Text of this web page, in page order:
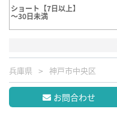
ショート【7日以上】
～30日未満
兵庫県 神戸市中央区
お問合わせ